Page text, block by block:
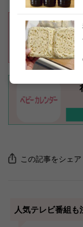
この記事をシェア
人気テレビ番組